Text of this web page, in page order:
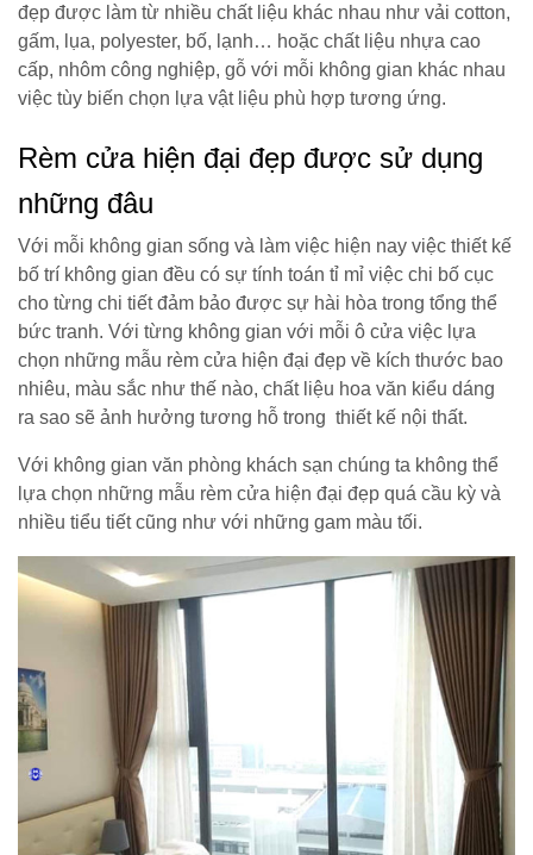
đẹp được làm từ nhiều chất liệu khác nhau như vải cotton,
gấm, lụa, polyester, bố, lạnh… hoặc chất liệu nhựa cao
cấp, nhôm công nghiệp, gỗ với mỗi không gian khác nhau
việc tùy biến chọn lựa vật liệu phù hợp tương ứng.
Rèm cửa hiện đại đẹp được sử dụng
những đâu
Với mỗi không gian sống và làm việc hiện nay việc thiết kế
bố trí không gian đều có sự tính toán tỉ mỉ việc chi bố cục
cho từng chi tiết đảm bảo được sự hài hòa trong tổng thể
bức tranh. Với từng không gian với mỗi ô cửa việc lựa
chọn những mẫu rèm cửa hiện đại đẹp về kích thước bao
nhiêu, màu sắc như thế nào, chất liệu hoa văn kiểu dáng
ra sao sẽ ảnh hưởng tương hỗ trong thiết kế nội thất.
Với không gian văn phòng khách sạn chúng ta không thể
lựa chọn những mẫu rèm cửa hiện đại đẹp quá cầu kỳ và
nhiều tiểu tiết cũng như với những gam màu tối.